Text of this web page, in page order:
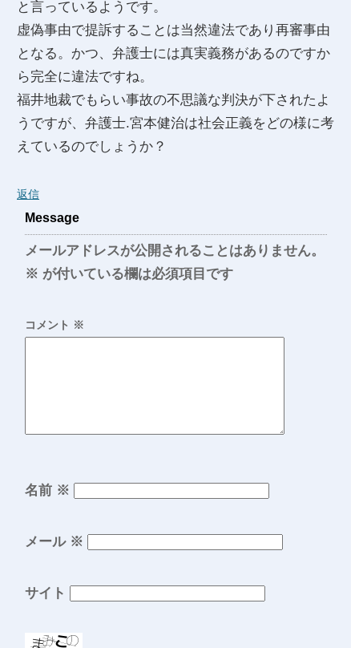
と言っているようです。
虚偽事由で提訴することは当然違法であり再審事由
となる。かつ、弁護士には真実義務があるのですか
ら完全に違法ですね。
福井地裁でもらい事故の不思議な判決が下されたよ
うですが、弁護士.宮本健治は社会正義をどの様に考
えているのでしょうか？
返信
Message
メールアドレスが公開されることはありません。
※ が付いている欄は必須項目です
コメント ※
名前 ※
メール ※
サイト